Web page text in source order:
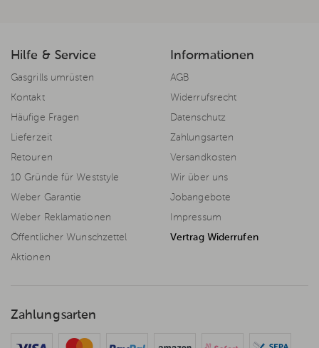
Hilfe & Service
Gasgrills umrüsten
Kontakt
Häufige Fragen
Lieferzeit
Retouren
10 Gründe für Weststyle
Weber Garantie
Weber Reklamationen
Öffentlicher Wunschzettel
Aktionen
Informationen
AGB
Widerrufsrecht
Datenschutz
Zahlungsarten
Versandkosten
Wir über uns
Jobangebote
Impressum
Vertrag Widerrufen
Zahlungsarten